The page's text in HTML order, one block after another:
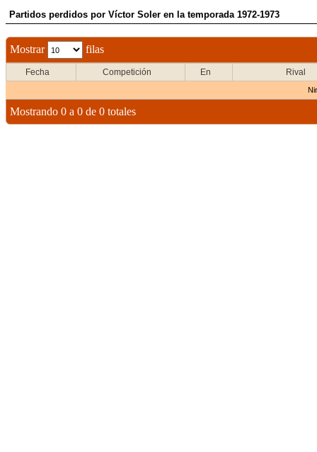
Partidos perdidos por Víctor Soler en la temporada 1972-1973
Mostrar filas
Fecha Competición En Rival
Mostrando 0 a 0 de 0 totales